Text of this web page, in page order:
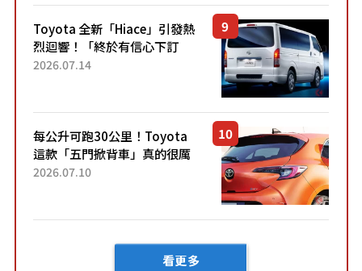
「三...
Toyota 全新「Hiace」引發熱
烈迴響！「終於有信心下訂
了！」「哪個等級交車最
車？...
2026.07.14
每公升可跑30公里！Toyota
這款「五門掀背車」真的很厲
害！ 擁有全長4.3公尺的「剛剛
2026.07.10
看更多